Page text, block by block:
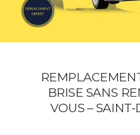
BRISE SANS
VOUS – SAINT-